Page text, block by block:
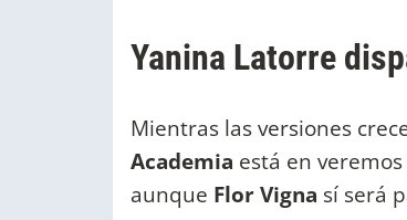
Yanina Latorre
Mientras las versiones
Academia está en veremos
aunque Flor Vigna sí será